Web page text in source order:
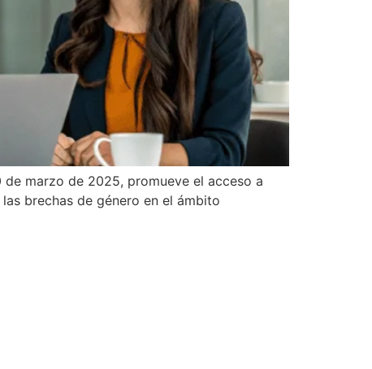
de marzo de 2025, promueve el acceso a
brechas de género en el ámbito